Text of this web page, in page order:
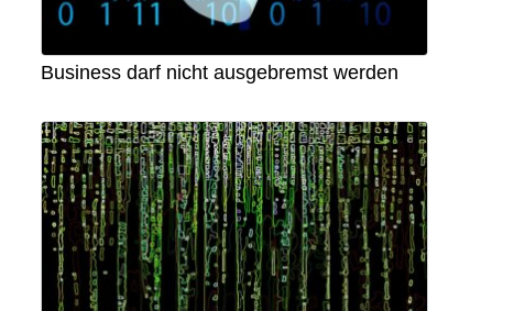
Business darf nicht ausgebremst werden